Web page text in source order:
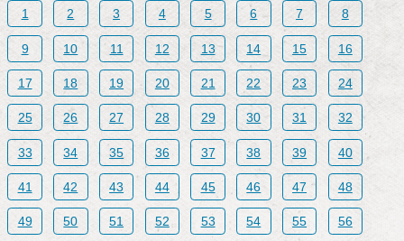
1 2 3 4 5 6 7 8
9 10 11 12 13 14 15 16
17 18 19 20 21 22 23 24
25 26 27 28 29 30 31 32
33 34 35 36 37 38 39 40
41 42 43 44 45 46 47 48
49 50 51 52 53 54 55 56